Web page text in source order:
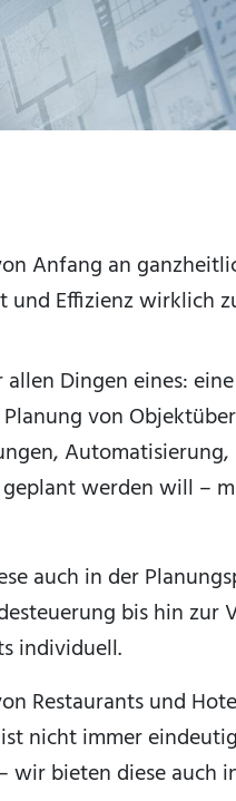
Anfang an
Effizienz wirklich
Dingen eines:
von
werden will –
auch in der
bis hin zur
individuell.
Restaurants und
nicht immer
bieten diese auch